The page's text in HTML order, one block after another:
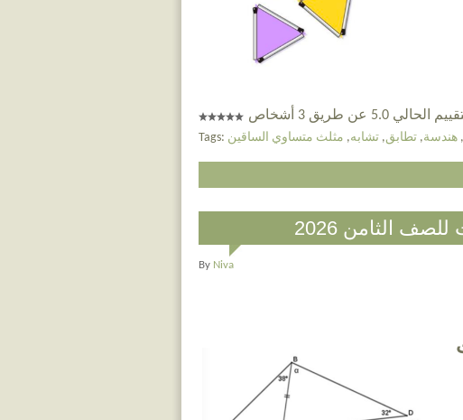
الحالي 5.0 عن طريق 3 أشخاص
Tags: , هندسة, تطابق, تشابه, مثلث متساوي الساقين
الثامن 2026
By Niva